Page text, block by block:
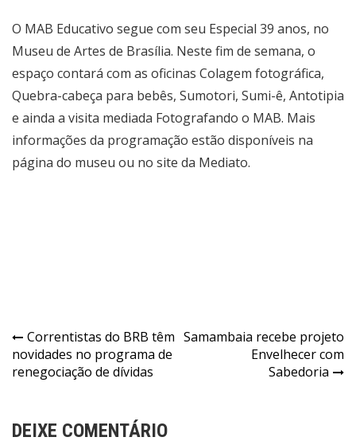
O MAB Educativo segue com seu Especial 39 anos, no
Museu de Artes de Brasília. Neste fim de semana, o
espaço contará com as oficinas Colagem fotográfica,
Quebra-cabeça para bebês, Sumotori, Sumi-ê, Antotipia
e ainda a visita mediada Fotografando o MAB. Mais
informações da programação estão disponíveis na
página do museu ou no site da Mediato.
Navegação
de
Correntistas do BRB têm
novidades no programa de
renegociação de dívidas
Samambaia recebe projeto
Envelhecer com
Sabedoria
DEIXE COMENTÁRIO